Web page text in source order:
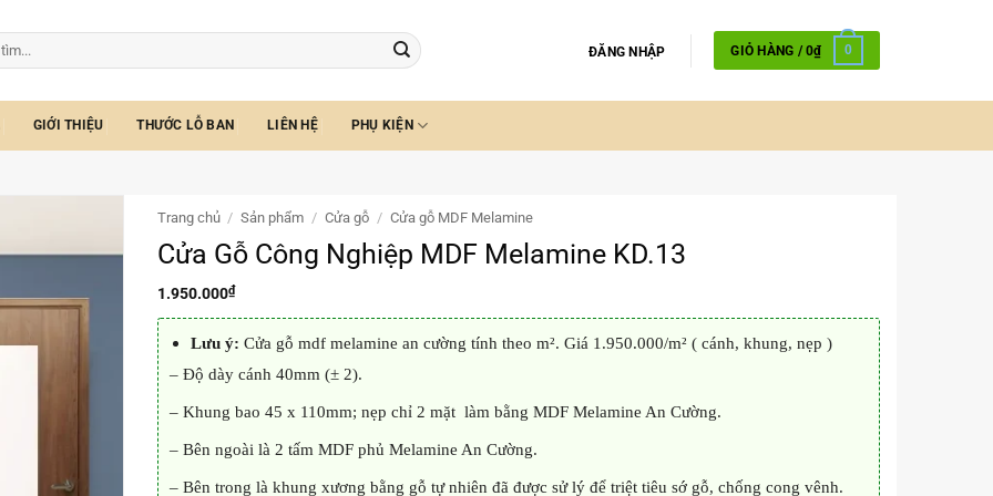
ĐĂNG NHẬP GIỎ HÀNG /0₫ 0
GIỚI THIỆU THƯỚC LỖ BAN LIÊN HỆ PHỤ KIỆN
Trang chủ / Sản phẩm / Cửa gỗ / Cửa gỗ MDF Melamine
Cửa Gỗ Công Nghiệp MDF Melamine KD.13
1.950.000₫
Lưu ý: Cửa gỗ mdf melamine an cường tính theo m². Giá 1.950.000/m² ( cánh, khung, nẹp )
– Độ dày cánh 40mm (± 2).
– Khung bao 45 x 110mm; nẹp chỉ 2 mặt làm bằng MDF Melamine An Cường.
– Bên ngoài là 2 tấm MDF phủ Melamine An Cường.
– Bên trong là khung xương bằng gỗ tự nhiên đã được sử lý để triệt tiêu sớ gỗ, chống cong vênh.